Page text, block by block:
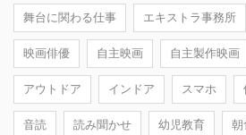
舞台に関わる仕事 エキストラ事務所
映画俳優 自主映画 自主製作映画
アウトドア インドア スマホ
音読 読み聞かせ 幼児教育 朝